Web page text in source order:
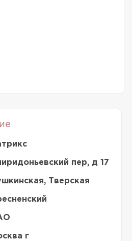
пер, д 17
Тверская
г